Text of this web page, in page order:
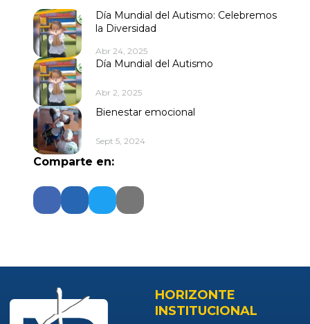
Día Mundial del Autismo: Celebremos
la Diversidad
Abr 24, 2025
Día Mundial del Autismo
Abr 2, 2025
Bienestar emocional
Sept 5, 2024
Comparte en:
HORIZONTE
INSTITUCIONAL